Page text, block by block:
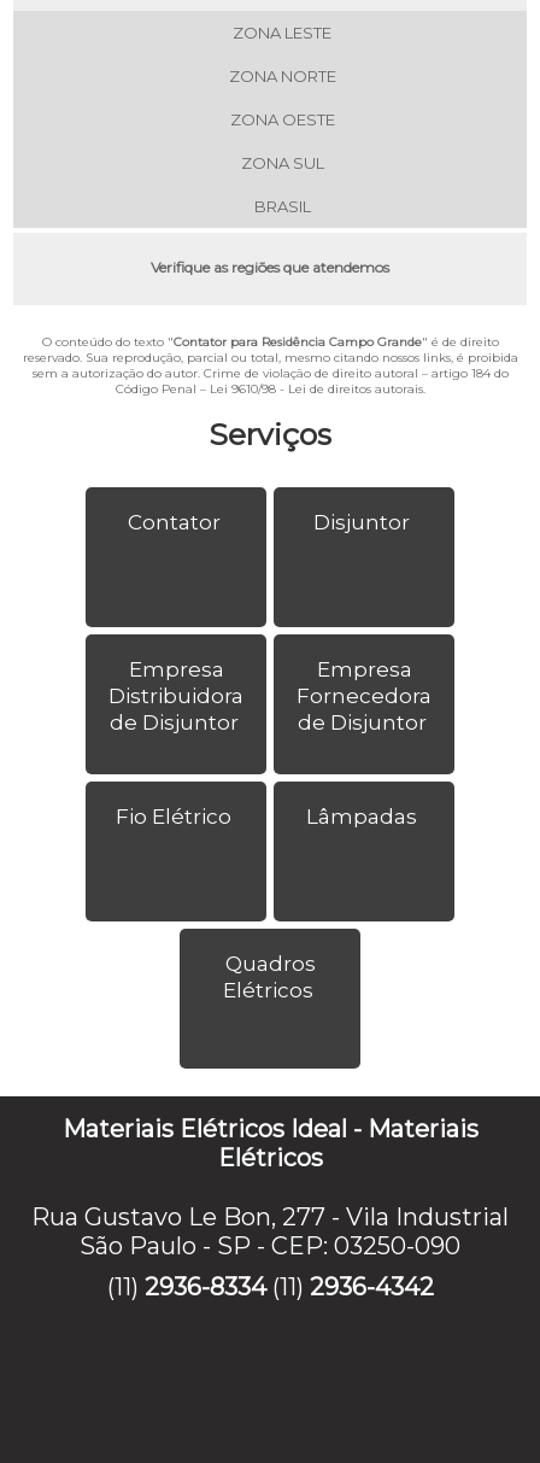
Serviços
Contator Disjuntor
Empresa
Distribuidora
de Disjuntor
Empresa
Fornecedora
de Disjuntor
Fio Elétrico Lâmpadas
Quadros
Elétricos
ZONA LESTE
ZONA NORTE
ZONA OESTE
ZONA SUL
BRASIL
Verifique as regiões que atendemos
O conteúdo do texto "Contator para Residência Campo Grande" é de direito
reservado. Sua reprodução, parcial ou total, mesmo citando nossos links, é proibida
sem a autorização do autor. Crime de violação de direito autoral – artigo 184 do
Código Penal – Lei 9610/98 - Lei de direitos autorais.
Materiais Elétricos Ideal - Materiais
Elétricos
Rua Gustavo Le Bon, 277 - Vila Industrial
São Paulo - SP - CEP: 03250-090
(11) 2936-8334 (11) 2936-4342